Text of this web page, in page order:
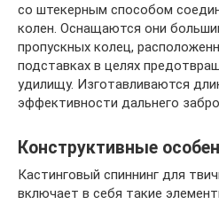
со штекерным способом
колен. Оснащаются они
пропускных колец,
подставках в целях
удилищу. Изготавливаются
эффективности дальнего
Конструктивные
Кастинговый спиннинг для
включает в себя такие